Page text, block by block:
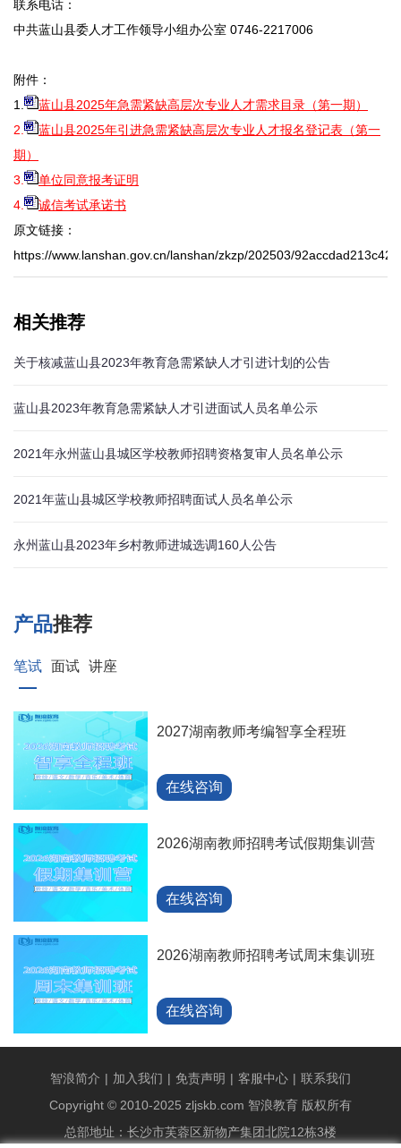
联系电话：
中共蓝山县委人才工作领导小组办公室 0746-2217006
附件：
1.
蓝山县2025年急需紧缺高层次专业人才需求目录（第一期）
2.
蓝山县2025年引进急需紧缺高层次专业人才报名登记表（第一
期）
3.
单位同意报考证明
4.
诚信考试承诺书
原文链接：
https://www.lanshan.gov.cn/lanshan/zkzp/202503/
相关推荐
关于核减蓝山县2023年教育急需紧缺人才引进计划的公告
蓝山县2023年教育急需紧缺人才引进面试人员名单公示
2021年永州蓝山县城区学校教师招聘资格复审人员名单公示
2021年蓝山县城区学校教师招聘面试人员名单公示
永州蓝山县2023年乡村教师进城选调160人公告
产品推荐
笔试 面试 讲座
2027湖南教师考编智享全程班
在线咨询
2026湖南教师招聘考试假期集训营
在线咨询
2026湖南教师招聘考试周末集训班
在线咨询
智浪简介 | 加入我们 | 免责声明 | 客服中心 | 联系我们
Copyright © 2010-2025 zljskb.com 智浪教育 版权所有
总部地址：长沙市芙蓉区新物产集团北院12栋3楼